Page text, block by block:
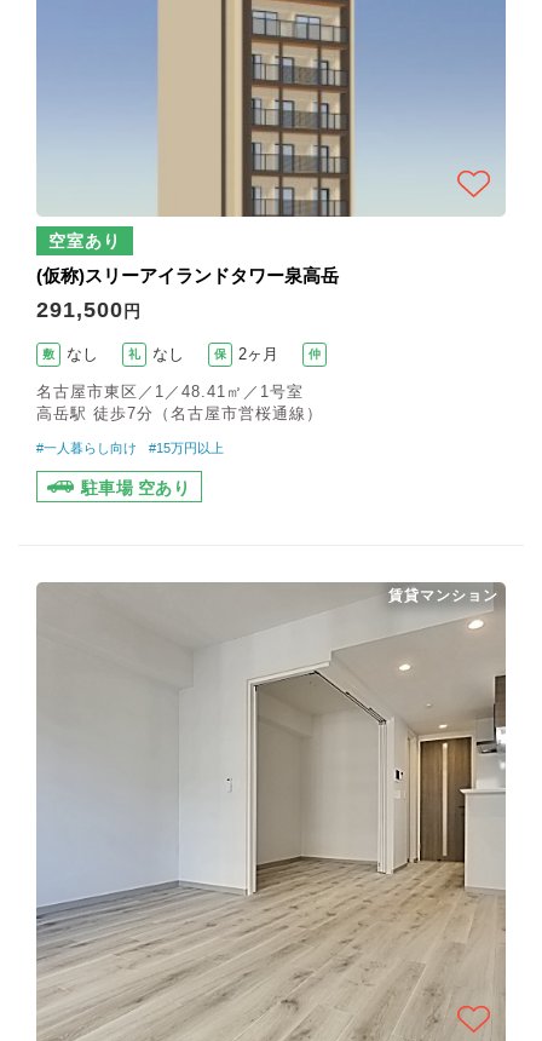
空室あり
(仮称)スリーアイランドタワー泉高岳
291,500 円
敷 なし 礼 なし 保 2ヶ月 仲
名古屋市東区／1／48.41㎡／1号室
高岳駅 徒歩7分（名古屋市営桜通線）
#一人暮らし向け #15万円以上
駐車場 空あり
賃貸マンション